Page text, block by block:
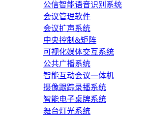
公信智能语音识别系统
会议管理软件
会议扩声系统
中央控制&矩阵
可视化媒体交互系统
公共广播系统
智能互动会议一体机
摄像跟踪录播系统
智能电子桌牌系统
舞台灯光系统